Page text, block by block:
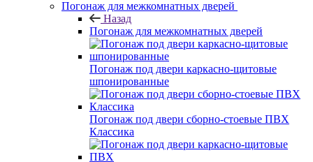
Погонаж для межкомнатных дверей
Назад
Погонаж для межкомнатных дверей
Погонаж под двери каркасно-щитовые
шпонированные
Погонаж под двери сборно-стоевые ПВХ
Классика